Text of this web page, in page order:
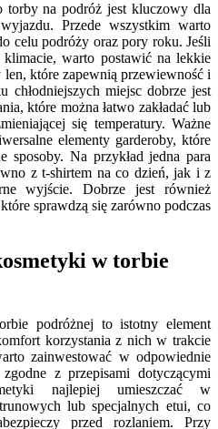
torby na podróż jest kluczowy dla
Przede wszystkim warto
celu podróży oraz pory roku. Jeśli
warto postawić na lekkie
len, które zapewnią przewiewność i
chłodniejszych miejsc dobrze jest
które można łatwo zakładać lub
się temperatury. Ważne
elementy garderoby, które
sposoby. Na przykład jedna para
z t-shirtem na co dzień, jak i z
wyjście. Dobrze jest również
sprawdzą się zarówno podczas
w torbie
podróżnej to istotny element
korzystania z nich w trakcie
zainwestować w odpowiednie
z przepisami dotyczącymi
najlepiej umieszczać w
lub specjalnych etui, co
przed rozlaniem. Przy